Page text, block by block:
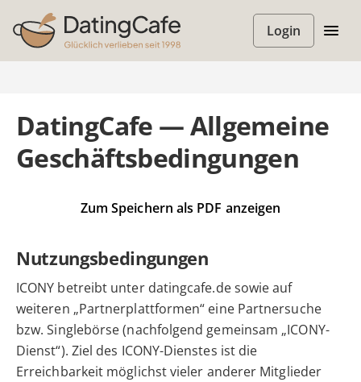
Login
DatingCafe — Allgemeine
Geschäftsbedingungen
Zum Speichern als PDF anzeigen
Nutzungsbedingungen
ICONY betreibt unter datingcafe.de sowie auf
weiteren „Partnerplattformen“ eine Partnersuche
bzw. Singlebörse (nachfolgend gemeinsam „ICONY-
Dienst“). Ziel des ICONY-Dienstes ist die
Erreichbarkeit möglichst vieler anderer Mitglieder